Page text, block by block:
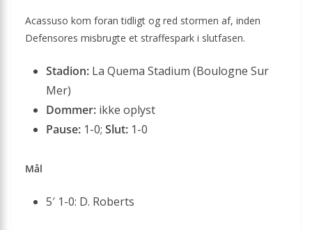
Acassuso kom foran tidligt og red stormen af, inden
Defensores misbrugte et straffespark i slutfasen.
Stadion: La Quema Stadium (Boulogne Sur
Mer)
Dommer: ikke oplyst
Pause: 1-0; Slut: 1-0
Mål
5′ 1-0: D. Roberts